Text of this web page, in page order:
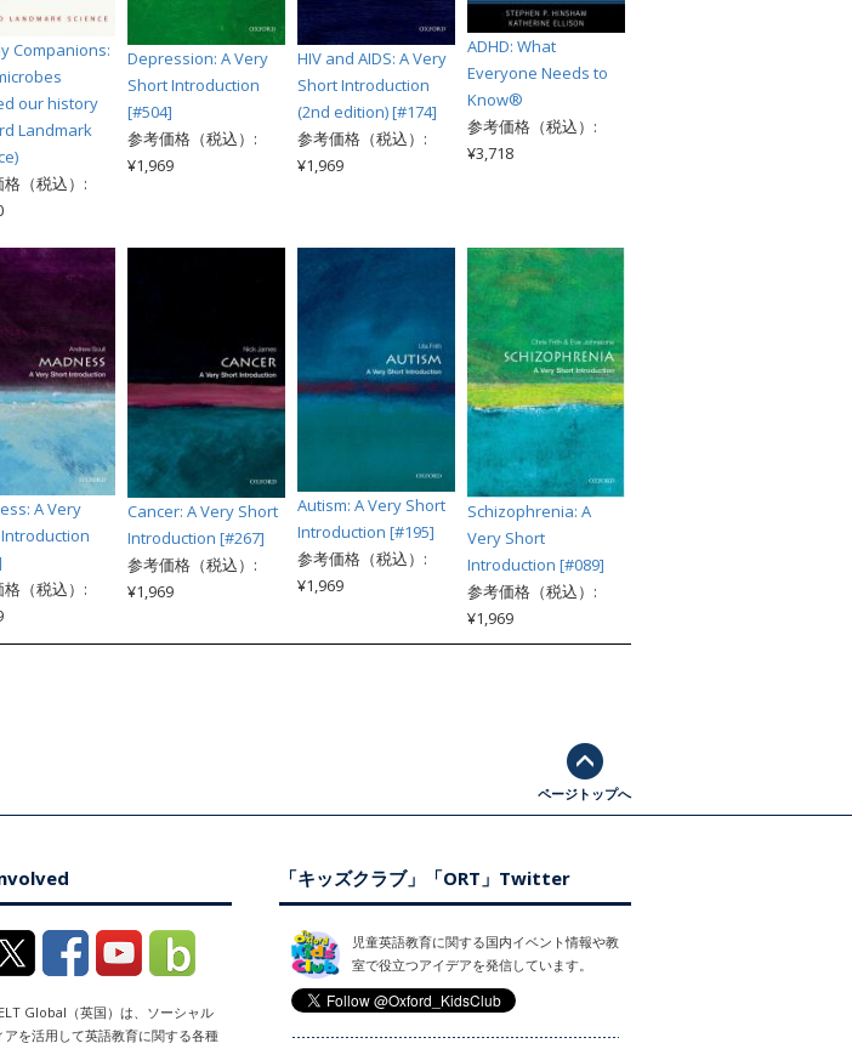
Companions:
our history
Landmark
（税込）:
Depression: A Very
Short Introduction
[#504]
参考価格（税込）:
¥1,969
HIV and AIDS: A Very
Short Introduction
(2nd edition) [#174]
参考価格（税込）:
¥1,969
ADHD: What
Everyone Needs to
Know®
参考価格（税込）:
¥3,718
A Very
（税込）:
Cancer: A Very Short
Introduction [#267]
参考価格（税込）:
¥1,969
Autism: A Very Short
Introduction [#195]
参考価格（税込）:
¥1,969
Schizophrenia: A
Very Short
Introduction [#089]
参考価格（税込）:
¥1,969
ページトップへ
Global（英国）は、ソーシャル
アを活用して英語教育に関する各種
「キッズクラブ」「ORT」Twitter
児童英語教育に関する国内イベント情報や教
室で役立つアイデアを発信しています。